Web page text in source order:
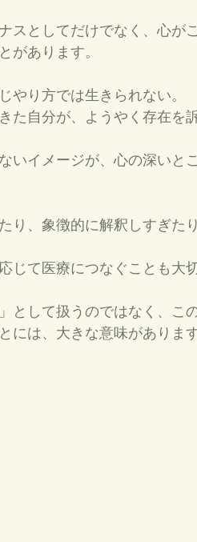
スとしてだけでなく、心が
があります。
り方では生きられない。
自分が、ようやく存在を
いイメージが、心の深いと
り、象徴的に解釈しすぎた
て医療につなぐことも大切
として扱うのではなく、こ
には、大きな意味があります